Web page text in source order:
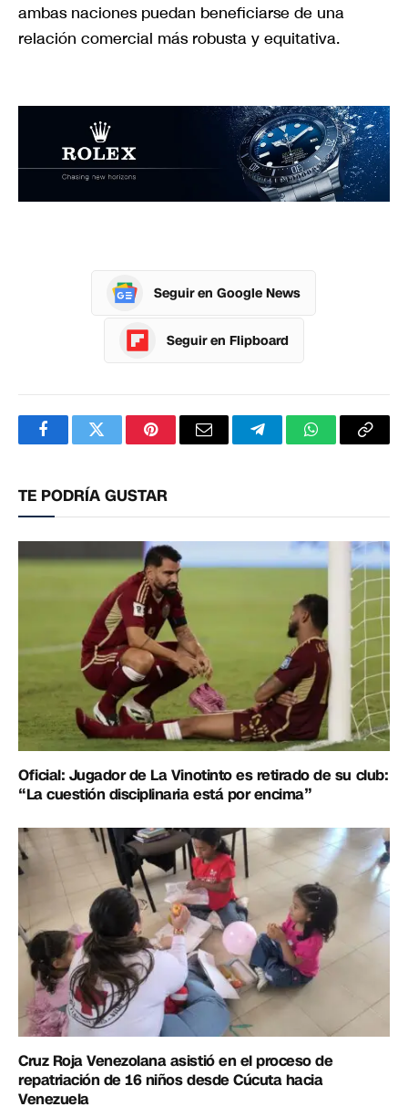
ambas naciones puedan beneficiarse de una
relación comercial más robusta y equitativa.
Seguir en Google News
Seguir en Flipboard
FacebookTwitterPinterestCorreoTelegramWhatsApp
TE PODRÍA GUSTAR
Oficial: Jugador de La Vinotinto es retirado de su club:
“La cuestión disciplinaria está por encima”
Cruz Roja Venezolana asistió en el proceso de
repatriación de 16 niños desde Cúcuta hacia
Venezuela